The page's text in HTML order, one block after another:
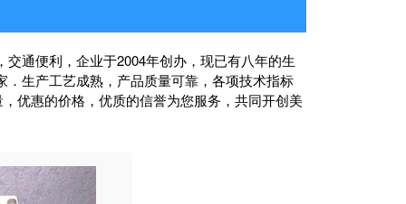
通便利，企业于2004年创办，现已有八年的生
生产工艺成熟，产品质量可靠，各项技术指标
优惠的价格，优质的信誉为您服务，共同开创美